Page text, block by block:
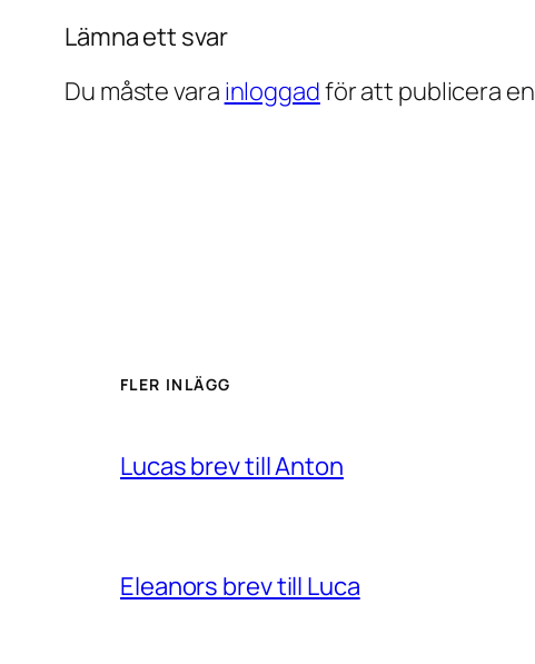
Lämna ett svar
Du måste vara inloggadför att publicera
FLER INLÄGG
Lucas brev till Anton
Eleanors brev till Luca